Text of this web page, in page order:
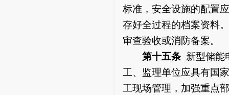
标准，安全设施的配置
存好全过程的档案资料
审查验收或消防备案。
第十五条 新型储能
工、监理单位应具有国
工现场管理，加强重点